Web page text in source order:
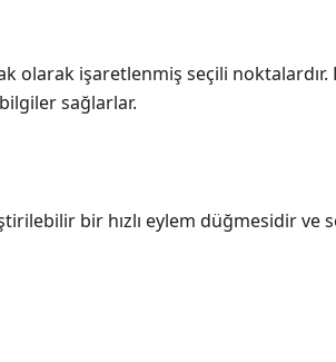
olarak işaretlenmiş seçili noktalardır.
sağlarlar.
bir hızlı eylem düğmesidir ve